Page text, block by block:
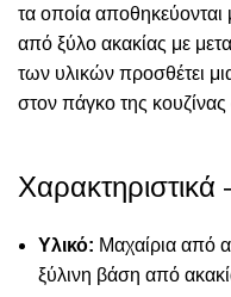
τα οποία
από ξύλο ακακίας με
των υλικών προσθέτει
στον πάγκο της
Χαρακτηριστικά
Υλικό: Μαχαίρια από
ξύλινη βάση από